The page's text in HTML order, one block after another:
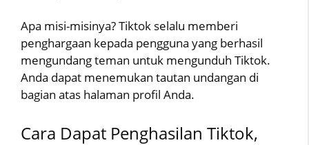
Apa misi-misinya? Tiktok selalu memberi
penghargaan kepada pengguna yang berhasil
mengundang teman untuk mengunduh Tiktok.
Anda dapat menemukan tautan undangan di
bagian atas halaman profil Anda.
Cara Dapat Penghasilan Tiktok,